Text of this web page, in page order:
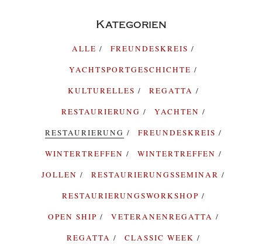
Kategorien
ALLE
FREUNDESKREIS
YACHTSPORTGESCHICHTE
KULTURELLES
REGATTA
RESTAURIERUNG
YACHTEN
RESTAURIERUNG
FREUNDESKREIS
WINTERTREFFEN
WINTERTREFFEN
JOLLEN
RESTAURIERUNGSSEMINAR
RESTAURIERUNGSWORKSHOP
OPEN SHIP
VETERANENREGATTA
REGATTA
CLASSIC WEEK